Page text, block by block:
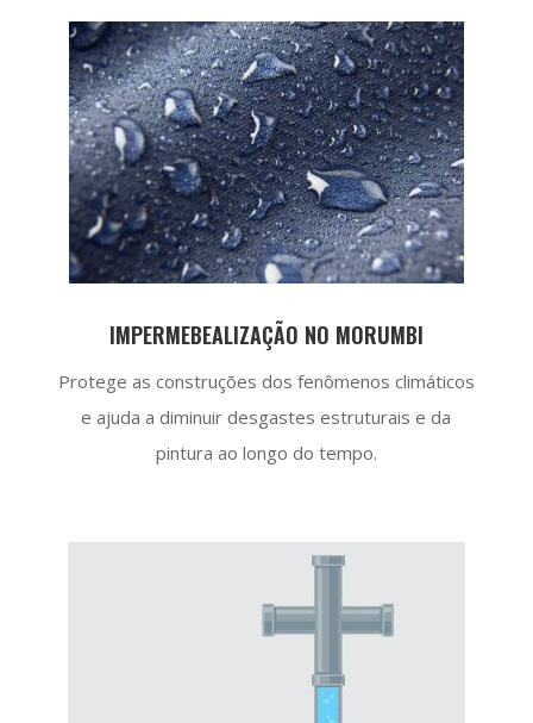
IMPERMEBEALIZAÇÃO NO MORUMBI
Protege as construções dos fenômenos climáticos
e ajuda a diminuir desgastes estruturais e da
pintura ao longo do tempo.